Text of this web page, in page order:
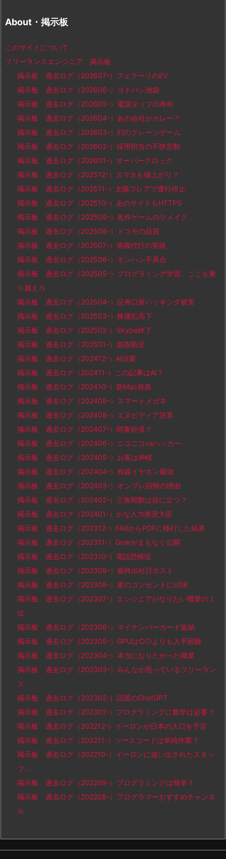
About・掲示板
このサイトについて
フリーランスエンジニア 掲示板
掲示板 過去ログ（202607-）フェラーリのEV
掲示板 過去ログ（202606-）ヨドバシ池袋
掲示板 過去ログ（202605-）電源タップの寿命
掲示板 過去ログ（202604-）あの会社がカレー？
掲示板 過去ログ（202603-）幻のクレーンゲーム
掲示板 過去ログ（202602-）採用担当の不快言動
掲示板 過去ログ（202601-）オーバークロック
掲示板 過去ログ（202512-）スマホも値上がり？
掲示板 過去ログ（202511-）太陽フレアで運行停止
掲示板 過去ログ（202510-）あのサイトもHTTPS
掲示板 過去ログ（202509-）名作ゲームのリメイク
掲示板 過去ログ（202508-）ドコモの品質
掲示板 過去ログ（202507-）退職代行の実績
掲示板 過去ログ（202506-）モンハン不具合
掲示板 過去ログ（202505-）プログラミング学習、ここを乗
り越えろ
掲示板 過去ログ（202504-）証券口座ハッキング被害
掲示板 過去ログ（202503-）株価乱高下
掲示板 過去ログ（202502-）Skype終了
掲示板 過去ログ（202501-）道路陥没
掲示板 過去ログ（202412-）AI法案
掲示板 過去ログ（202411-）この記事はAI？
掲示板 過去ログ（202410-）新Mac発表
掲示板 過去ログ（202409-）スマートメガネ
掲示板 過去ログ（202408-）エヌビディア決算
掲示板 過去ログ（202407-）関東砂漠？
掲示板 過去ログ（202406-）ニコニコvsハッカー
掲示板 過去ログ（202405-）お客は神様
掲示板 過去ログ（202404-）有線イヤホン最強
掲示板 過去ログ（202403-）オンプレ回帰の理由
掲示板 過去ログ（202402-）三角関数は役に立つ？
掲示板 過去ログ（202401-）かな入力推奨大臣
掲示板 過去ログ（202312-）FAXからPDFに移行した結果
掲示板 過去ログ（202311-）Grokがまもなく公開
掲示板 過去ログ（202310-）電話恐怖症
掲示板 過去ログ（202309-）最終出社日ポスト
掲示板 過去ログ（202308-）家のコンセントにUSB
掲示板 過去ログ（202307-）エンジニアがなりたい職業の１
位
掲示板 過去ログ（202306-）マイナンバーカード返納
掲示板 過去ログ（202305-）GPUは○○よりも入手困難
掲示板 過去ログ（202304-）本当になりたかった職業
掲示板 過去ログ（202303-）みんなが思っているフリーラン
ス
掲示板 過去ログ（202302-）話題のChatGPT
掲示板 過去ログ（202301-）プログラミングに数学は必要？
掲示板 過去ログ（202212-）イーロンが日本の人口を予言
掲示板 過去ログ（202211-）ソースコードは単純作業？
掲示板 過去ログ（202210-）イーロンに追い出されたスタッ
フ…
掲示板 過去ログ（202209-）プログラミングは簡単？
掲示板 過去ログ（202208-）プログラマーおすすめチャンネ
ル